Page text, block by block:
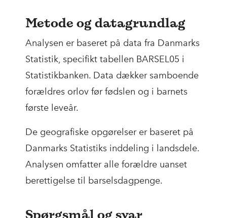
Metode og datagrundlag
Analysen er baseret på data fra Danmarks
Statistik, specifikt tabellen BARSEL05 i
Statistikbanken. Data dækker samboende
forældres orlov før fødslen og i barnets
første leveår.
De geografiske opgørelser er baseret på
Danmarks Statistiks inddeling i landsdele.
Analysen omfatter alle forældre uanset
berettigelse til barselsdagpenge.